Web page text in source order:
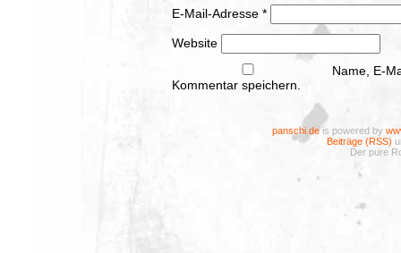
E-Mail-Adresse *
Website
Name, E-
Kommentar speichern.
panschi.deis powered by
Beiträge (RSS)
Der pure